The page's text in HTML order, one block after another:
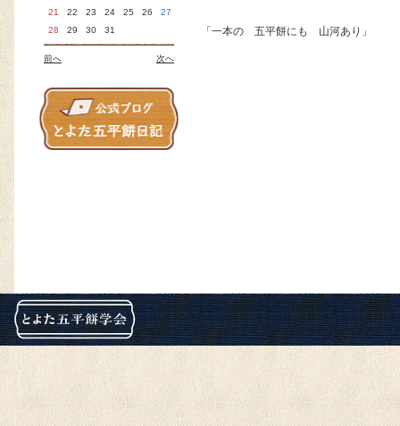
21
22 23 24 25 26
27
28
29 30 31
次へ
前へ
「一本の 五平餅にも 山河あり」